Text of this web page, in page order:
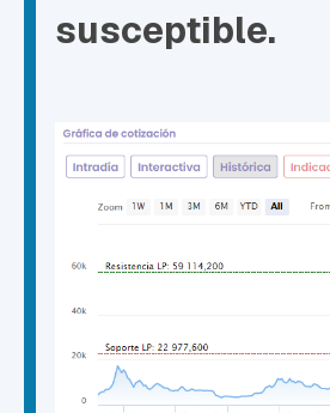
susceptible.